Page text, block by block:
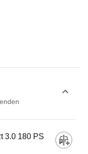
3.0 180 PS